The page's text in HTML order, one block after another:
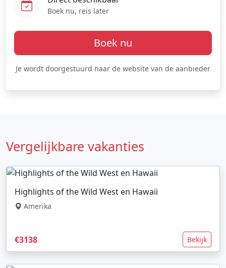
Boek nu, reis later
Boek nu
Je wordt doorgestuurd naar de website van de aanbieder
Vergelijkbare vakanties
Highlights of the Wild West en Hawaii
Amerika
€3138 Bekijk